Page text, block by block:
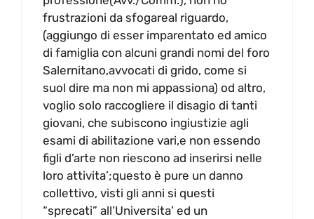
frustrazioni da sfogareal riguardo,
(aggiungo di esser imparentato ed amico
di famiglia con alcuni grandi nomi del foro
Salernitano,avvocati di grido, come si
suol dire ma non mi appassiona) od altro,
voglio solo raccogliere il disagio di tanti
giovani, che subiscono ingiustizie agli
esami di abilitazione vari,e non essendo
figli d’arte non riescono ad inserirsi nelle
loro attivita’;questo è pure un danno
collettivo, visti gli anni si questi
“sprecati” all’Universita’ ed un